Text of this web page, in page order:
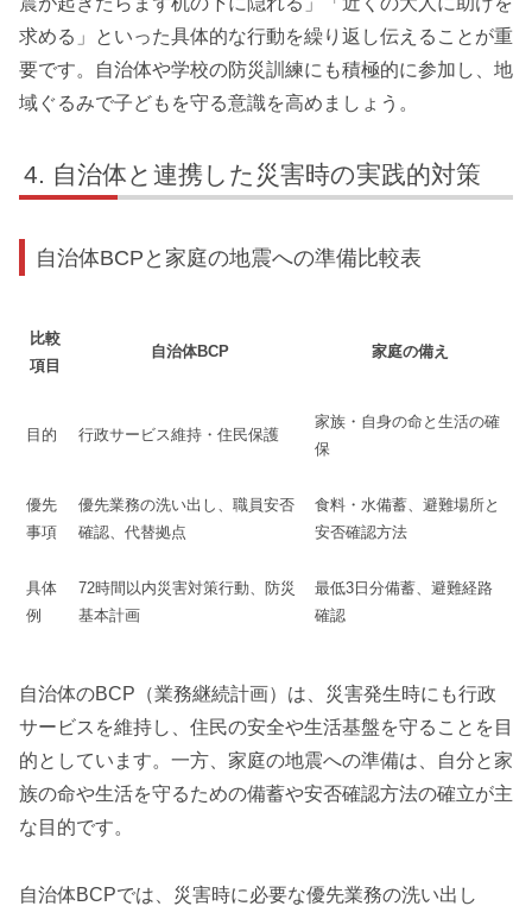
求める」といった具体的な行動を繰り返し伝えることが重
要です。自治体や学校の防災訓練にも積極的に参加し、地
域ぐるみで子どもを守る意識を高めましょう。
自治体と連携した災害時の実践的対策
自治体BCPと家庭の地震への準備比較表
比較
項目
自治体BCP 家庭の備え
目的 行政サービス維持・住民保護
家族・自身の命と生活の確
保
優先
事項
優先業務の洗い出し、職員安否
確認、代替拠点
食料・水備蓄、避難場所と
安否確認方法
具体
例
72時間以内災害対策行動、防災
基本計画
最低3日分備蓄、避難経路
確認
自治体のBCP（業務継続計画）は、災害発生時にも行政
サービスを維持し、住民の安全や生活基盤を守ることを目
的としています。一方、家庭の地震への準備は、自分と家
族の命や生活を守るための備蓄や安否確認方法の確立が主
な目的です。
自治体BCPでは、災害時に必要な優先業務の洗い出し